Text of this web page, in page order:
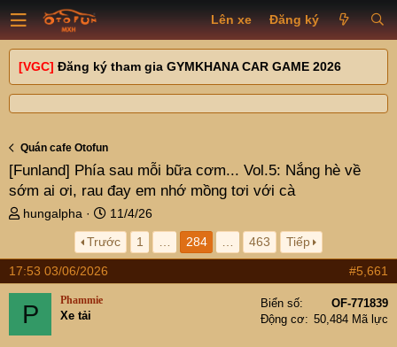
Lên xe Đăng ký
[VGC] Đăng ký tham gia GYMKHANA CAR GAME 2026
Quán cafe Otofun
[Funland] Phía sau mỗi bữa cơm... Vol.5: Nắng hè về
sớm ai ơi, rau đay em nhớ mồng tơi với cà
T
e
a
d
s
hungalpha
N
g
à
y
11/4/26
Trước
1 284 463 Tiếp
17:53 03/06/2026 #5,661
P Phammie
Xe tải
Biển số
OF-771839
Động cơ
50,484 Mã lực